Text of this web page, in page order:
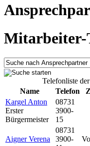
Mitarbeiter-
Telefonliste
Name
Telefon
Kargel Anton
Erster
Bürgermeister
08731
3900-
15
Aigner Verena
08731
3900-